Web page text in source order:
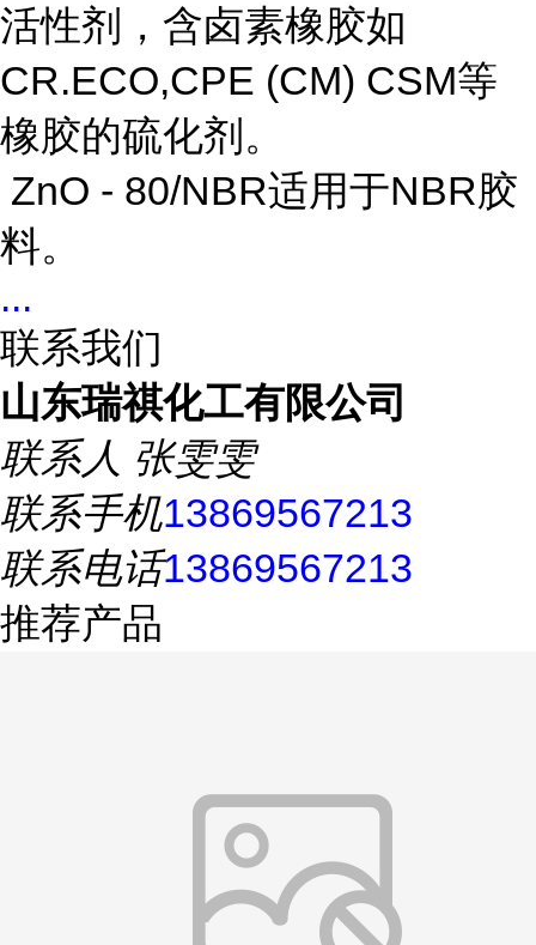
活性剂，含卤素橡胶如
CR.ECO,CPE (CM) CSM等
橡胶的硫化剂。
ZnO - 80/NBR适用于NBR胶
料。
...
联系我们
山东瑞祺化工有限公司
联系人 张雯雯
联系手机13869567213
联系电话13869567213
推荐产品